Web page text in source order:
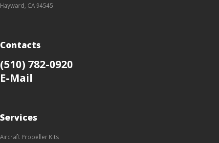
Hayward, CA 94545
Contacts
(510) 782-0920
E-Mail
Services
Aircraft Propeller Kits